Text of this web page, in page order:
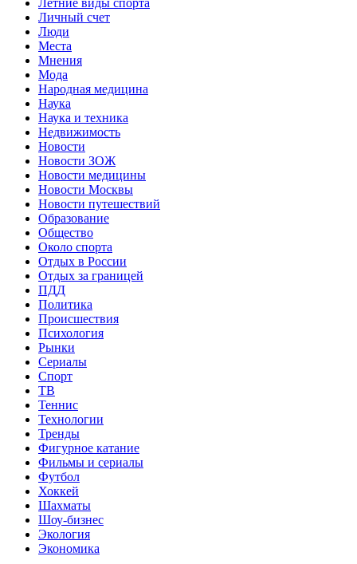
Летние виды спорта
Личный счет
Люди
Места
Мнения
Мода
Народная медицина
Наука
Наука и техника
Недвижимость
Новости
Новости ЗОЖ
Новости медицины
Новости Москвы
Новости путешествий
Образование
Общество
Около спорта
Отдых в России
Отдых за границей
ПДД
Политика
Происшествия
Психология
Рынки
Сериалы
Спорт
ТВ
Теннис
Технологии
Тренды
Фигурное катание
Фильмы и сериалы
Футбол
Хоккей
Шахматы
Шоу-бизнес
Экология
Экономика